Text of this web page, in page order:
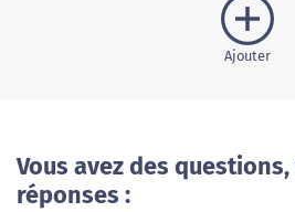
Ajouter
Vous avez des
réponses :